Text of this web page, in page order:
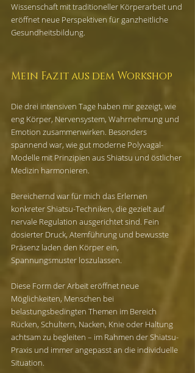
Wissenschaft mit traditioneller Körperarbeit und
eröffnet neue Perspektiven für ganzheitliche
Gesundheitsbildung.
Mein Fazit aus dem Workshop
Die drei intensiven Tage haben mir gezeigt, wie
eng Körper, Nervensystem, Wahrnehmung und
Emotion zusammenwirken. Besonders
spannend war, wie gut moderne Polyvagal-
Modelle mit Prinzipien aus Shiatsu und östlicher
Medizin harmonieren.
Bereichernd war für mich das Erlernen
konkreter Shiatsu-Techniken, die gezielt auf
nervale Regulation ausgerichtet sind. Fein
dosierter Druck, Atemführung und bewusste
Präsenz laden den Körper ein,
Spannungsmuster loszulassen.
Diese Form der Arbeit eröffnet neue
Möglichkeiten, Menschen bei
belastungsbedingten Themen im Bereich
Rücken, Schultern, Nacken, Knie oder Haltung
achtsam zu begleiten – im Rahmen der Shiatsu-
Praxis und immer angepasst an die individuelle
Situation.